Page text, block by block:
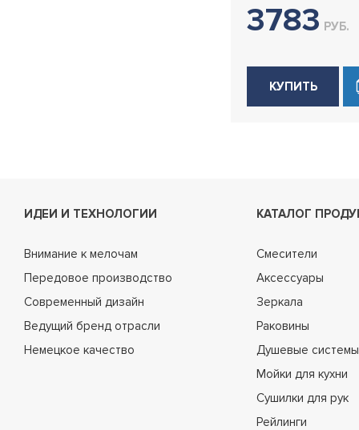
3783 РУБ.
КУПИТЬ
ИДЕИ И ТЕХНОЛОГИИ
Внимание к мелочам
Передовое производство
Современный дизайн
Ведущий бренд отрасли
Немецкое качество
КАТАЛОГ
Смесители
Аксессуары
Зеркала
Раковины
Душевые системы
Мойки для кухни
Сушилки для рук
Рейлинги